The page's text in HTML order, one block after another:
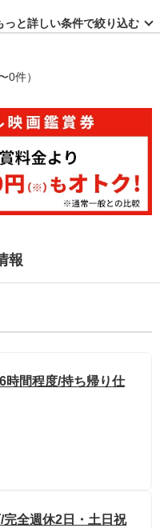
っと詳しい条件で絞り込む
0件）
報
時間程度/持ち帰り仕
全週休2日・土日祝